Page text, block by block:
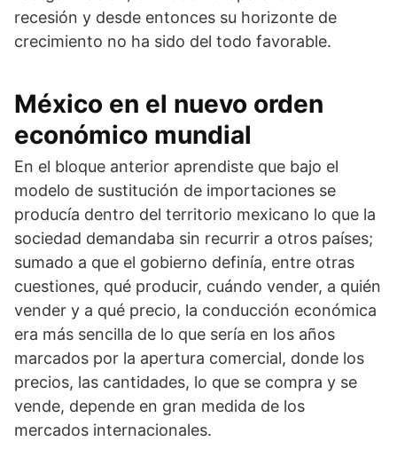
recesión y desde entonces su horizonte de
crecimiento no ha sido del todo favorable.
México en el nuevo orden
económico mundial
En el bloque anterior aprendiste que bajo el
modelo de sustitución de importaciones se
producía dentro del territorio mexicano lo que la
sociedad demandaba sin recurrir a otros países;
sumado a que el gobierno definía, entre otras
cuestiones, qué producir, cuándo vender, a quién
vender y a qué precio, la conducción económica
era más sencilla de lo que sería en los años
marcados por la apertura comercial, donde los
precios, las cantidades, lo que se compra y se
vende, depende en gran medida de los
mercados internacionales.